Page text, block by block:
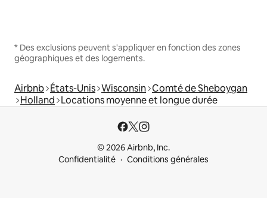
* Des exclusions peuvent s'appliquer en fonction des zones
géographiques et des logements.
Airbnb États-Unis Wisconsin Comté de Sheboygan
Holland Locations moyenne et longue durée
© 2026 Airbnb, Inc.
Confidentialité
Conditions générales